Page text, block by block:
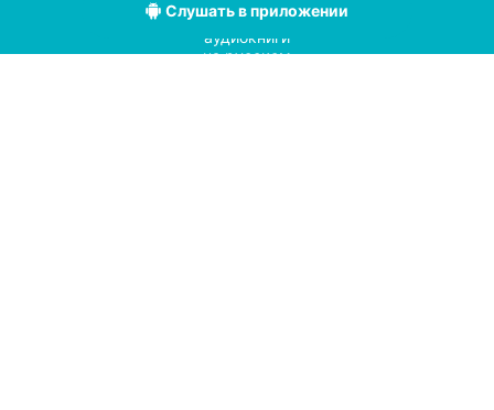
Слушатьв приложении
Лучшие
аудиокниги
на русском